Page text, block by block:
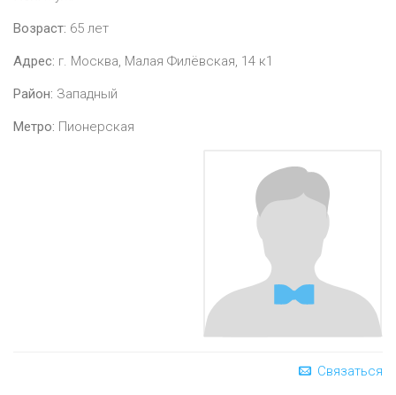
Возраст: 65 лет
Адрес: г. Москва, Малая Филёвская, 14 к1
Район: Западный
Метро: Пионерская
Связаться